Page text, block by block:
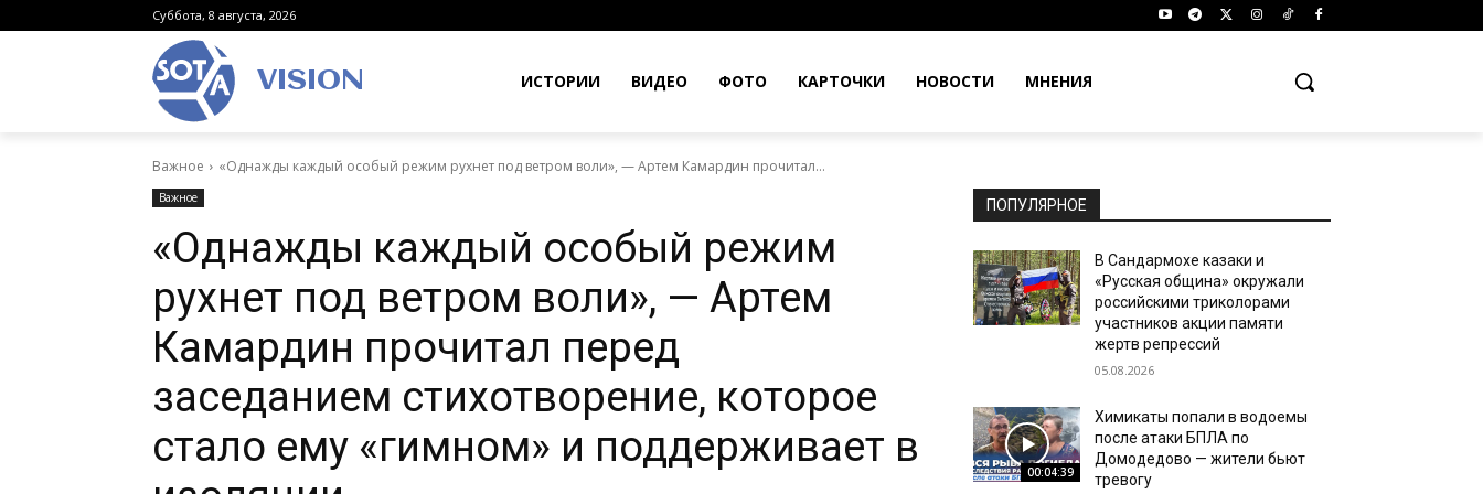
Суббота, 8 августа, 2026
VISION ИСТОРИИ ВИДЕО ФОТО КАРТОЧКИ НОВОСТИ МНЕНИЯ
Важное «Однажды каждый особый режим рухнет под ветром воли», — Артем Камардин прочитал...
Важное
«Однажды каждый особый режим
рухнет под ветром воли», — Артем
Камардин прочитал перед
заседанием стихотворение, которое
стало ему «гимном» и поддерживает в
ПОПУЛЯРНОЕ
В Сандармохе казаки и
«Русская община» окружали
российскими триколорами
участников акции памяти
жертв репрессий
05.08.2026
00:04:39
Химикаты попали в водоемы
после атаки БПЛА по
Домодедово — жители бьют
тревогу